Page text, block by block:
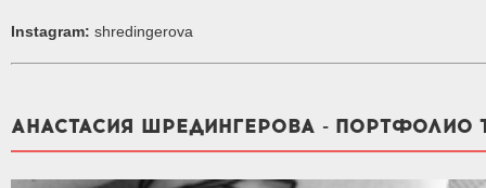
Instagram: shredingerova
АНАСТАСИЯ ШРЕДИНГЕРОВА - ПОРТФОЛИО